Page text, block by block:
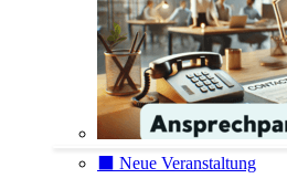
⬛️ Neue Veranstaltung